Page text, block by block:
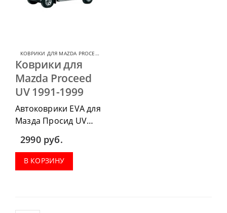
КОВРИКИ ДЛЯ MAZDA PROCEED
Коврики для
Mazda Proceed
UV 1991-1999
Автоковрики EVA для
Мазда Просид UV
приобрести в
комплектации:
водительский коврик,
2990 руб.
В КОРЗИНУ